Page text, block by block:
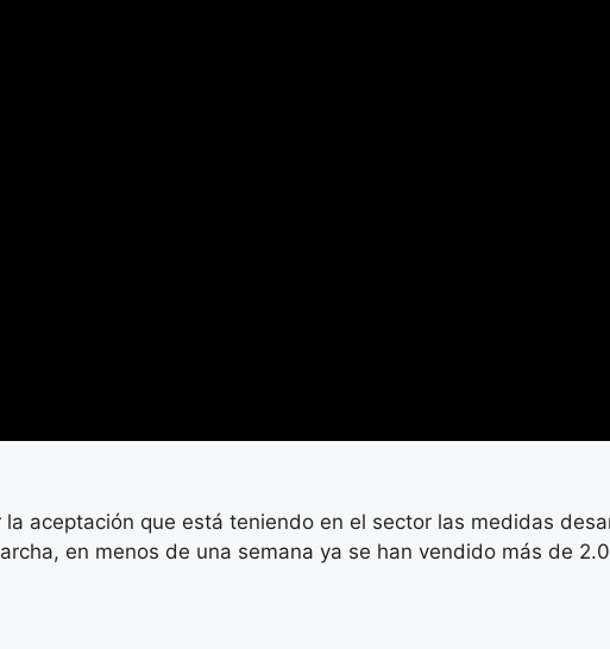
aceptación que está teniendo en el sector las medidas
en menos de una semana ya se han vendido más de